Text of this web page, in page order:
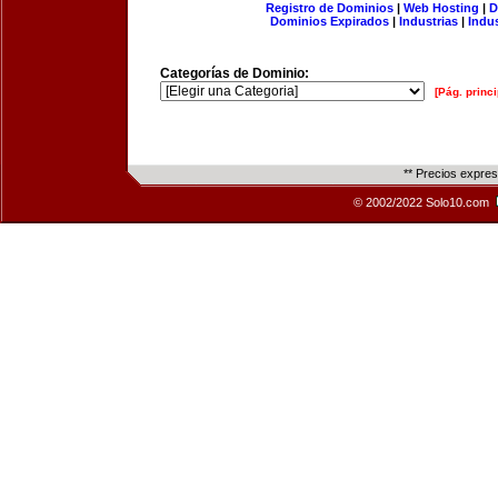
Registro de Dominios| Web Hosting |
Dominios Expirados | Industrias |
Categorías de Dominio:
[Pág.
** Precios
© 2002/2022 Solo10.com